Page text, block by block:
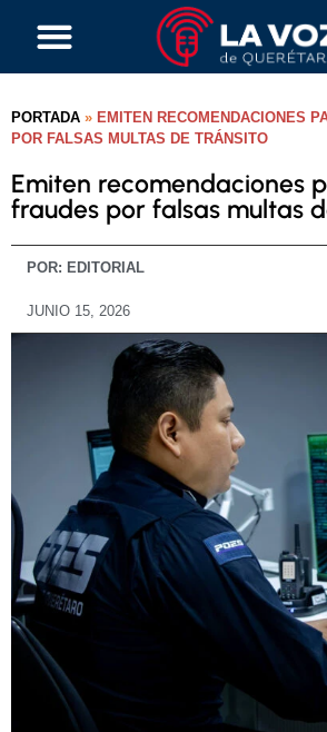
PORTADA » EMITEN RECOMENDACIONES
POR FALSAS MULTAS DE TRÁNSITO
Emiten recomendaciones
fraudes por falsas multas
POR: EDITORIAL
JUNIO 15, 2026